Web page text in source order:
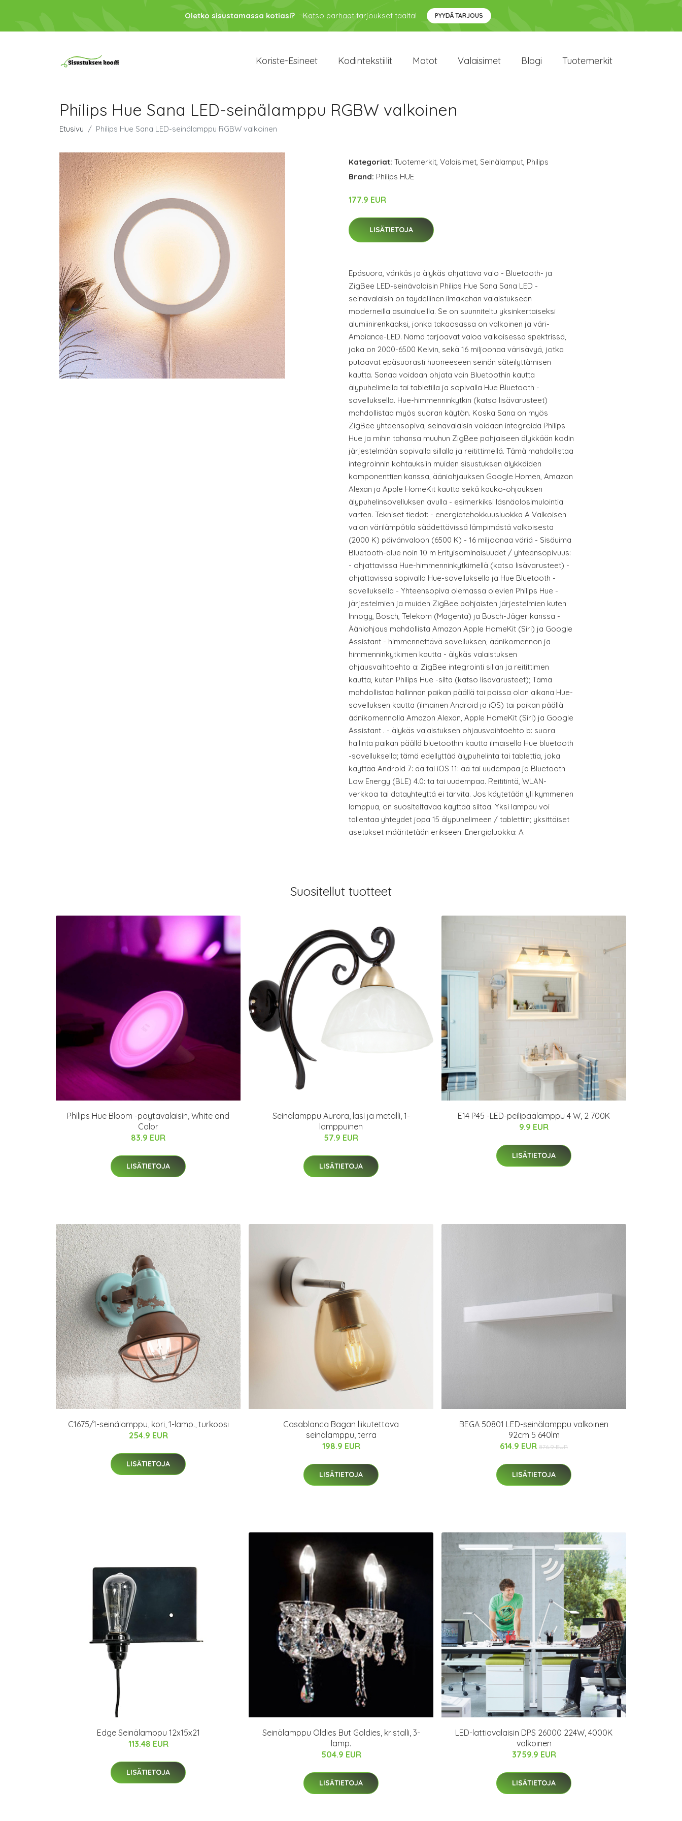
Oletko sisustamassa kotiasi? Katso parhaat tarjoukset täältä! PYYDÄ TARJOUS
Koriste-Esineet Kodintekstiilit Matot Valaisimet Blogi Tuotemerkit
Philips Hue Sana LED-seinälamppu RGBW valkoinen
Etusivu Philips Hue Sana LED-seinälamppu RGBW valkoinen
Kategoriat: Tuotemerkit, Valaisimet, Seinälamput, Philips
Brand: Philips HUE
177.9 EUR
LISÄTIETOJA
Epäsuora, värikäs ja älykäs ohjattava valo - Bluetooth- ja
ZigBee LED-seinävalaisin Philips Hue Sana Sana LED -
seinävalaisin on täydellinen ilmakehän valaistukseen
moderneilla asuinalueilla. Se on suunniteltu yksinkertaiseksi
alumiinirenkaaksi, jonka takaosassa on valkoinen ja väri-
Ambiance-LED. Nämä tarjoavat valoa valkoisessa spektrissä,
joka on 2000-6500 Kelvin, sekä 16 miljoonaa värisävyä, jotka
putoavat epäsuorasti huoneeseen seinän säteilyttämisen
kautta. Sanaa voidaan ohjata vain Bluetoothin kautta
älypuhelimella tai tabletilla ja sopivalla Hue Bluetooth -
sovelluksella. Hue-himmenninkytkin (katso lisävarusteet)
mahdollistaa myös suoran käytön. Koska Sana on myös
ZigBee yhteensopiva, seinävalaisin voidaan integroida Philips
Hue ja mihin tahansa muuhun ZigBee pohjaiseen älykkään kodin
järjestelmään sopivalla sillalla ja reitittimellä. Tämä mahdollistaa
integroinnin kohtauksiin muiden sisustuksen älykkäiden
komponenttien kanssa, ääniohjauksen Google Homen, Amazon
Alexan ja Apple HomeKit kautta sekä kauko-ohjauksen
älypuhelinsovelluksen avulla - esimerkiksi läsnäolosimulointia
varten. Tekniset tiedot: - energiatehokkuusluokka A Valkoisen
valon värilämpötila säädettävissä lämpimästä valkoisesta
(2000 K) päivänvaloon (6500 K) - 16 miljoonaa väriä - Sisäuima
Bluetooth-alue noin 10 m Erityisominaisuudet / yhteensopivuus:
- ohjattavissa Hue-himmenninkytkimellä (katso lisävarusteet) -
ohjattavissa sopivalla Hue-sovelluksella ja Hue Bluetooth -
sovelluksella - Yhteensopiva olemassa olevien Philips Hue -
järjestelmien ja muiden ZigBee pohjaisten järjestelmien kuten
Innogy, Bosch, Telekom (Magenta) ja Busch-Jäger kanssa -
Ääniohjaus mahdollista Amazon Apple HomeKit (Siri) ja Google
Assistant - himmennettävä sovelluksen, äänikomennon ja
himmenninkytkimen kautta - älykäs valaistuksen
ohjausvaihtoehto a: ZigBee integrointi sillan ja reitittimen
kautta, kuten Philips Hue -silta (katso lisävarusteet); Tämä
mahdollistaa hallinnan paikan päällä tai poissa olon aikana Hue-
sovelluksen kautta (ilmainen Android ja iOS) tai paikan päällä
äänikomennolla Amazon Alexan, Apple HomeKit (Siri) ja Google
Assistant . - älykäs valaistuksen ohjausvaihtoehto b: suora
hallinta paikan päällä bluetoothin kautta ilmaisella Hue bluetooth
-sovelluksella; tämä edellyttää älypuhelinta tai tablettia, joka
käyttää Android 7: ää tai iOS 11: ää tai uudempaa ja Bluetooth
Low Energy (BLE) 4.0: ta tai uudempaa. Reititintä, WLAN-
verkkoa tai datayhteyttä ei tarvita. Jos käytetään yli kymmenen
lamppua, on suositeltavaa käyttää siltaa. Yksi lamppu voi
tallentaa yhteydet jopa 15 älypuhelimeen / tablettiin; yksittäiset
asetukset määritetään erikseen. Energialuokka: A
Suositellut tuotteet
Philips Hue Bloom -pöytävalaisin, White and
Color
83.9 EUR
LISÄTIETOJA
Seinälamppu Aurora, lasi ja metalli, 1-
lamppuinen
57.9 EUR
LISÄTIETOJA
E14 P45 -LED-peilipäälamppu 4 W, 2 700K
9.9 EUR
LISÄTIETOJA
C1675/1-seinälamppu, kori, 1-lamp., turkoosi
254.9 EUR
LISÄTIETOJA
Casablanca Bagan liikutettava
seinälamppu, terra
198.9 EUR
LISÄTIETOJA
BEGA 50801 LED-seinälamppu valkoinen
92cm 5 640lm
614.9 EUR 876.9 EUR
LISÄTIETOJA
Edge Seinälamppu 12x15x21
113.48 EUR
LISÄTIETOJA
Seinälamppu Oldies But Goldies, kristalli, 3-
lamp.
504.9 EUR
LISÄTIETOJA
LED-lattiavalaisin DPS 26000 224W, 4000K
valkoinen
3759.9 EUR
LISÄTIETOJA